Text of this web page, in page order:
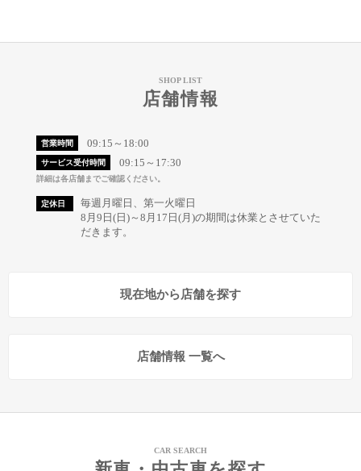
SHOP LIST
店舗情報
営業時間 09:15～18:00
サービス受付時間 09:15～17:30
詳細は各店舗までご確認ください。
定休日
毎週月曜日、第一火曜日
8月9日(日)～8月17日(月)の期間は休業とさせていた
だきます。
現在地から店舗を探す
店舗情報 一覧へ
CAR SEARCH